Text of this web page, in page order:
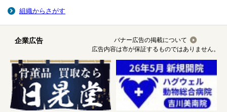
組織からさがす
企業広告
バナー広告の掲載について
広告内容は市が保証するものではありません。